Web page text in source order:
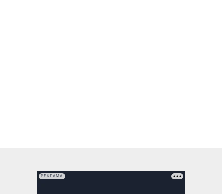
РЕКЛАМА